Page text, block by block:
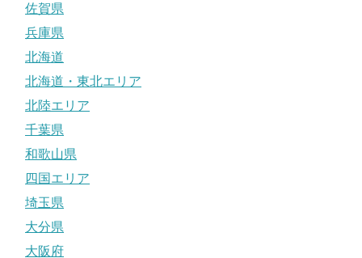
佐賀県
兵庫県
北海道
北海道・東北エリア
北陸エリア
千葉県
和歌山県
四国エリア
埼玉県
大分県
大阪府